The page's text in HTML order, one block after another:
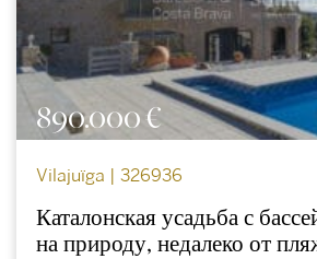
890.000 €
Vilajuïga | 326936
Каталонская усадьба с
на природу, недалеко от